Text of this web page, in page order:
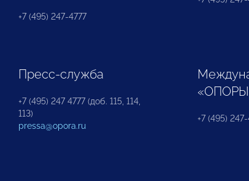
+7 (495) 247-4777
Пресс-служба
+7 (495) 247 4777 (доб. 115, 114,
113)
pressa@opora.ru
+7 (495)